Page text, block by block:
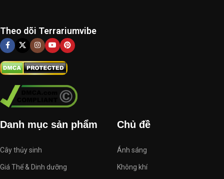
Theo dõi Terrariumvibe
Danh mục sản phẩm
Cây thủy sinh
Giá Thể & Dinh dưỡng
Chủ đề
Ánh sáng
Không khí